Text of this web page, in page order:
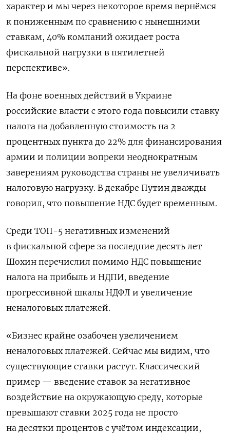
характер и мы через некоторое время вернёмся
к пониженным по сравнению с нынешними
ставкам, 40% компаний ожидает роста
фискальной нагрузки в пятилетней
перспективе».
На фоне военных действий в Украине ​
российские власти с этого года повысили ставку
налога на ​добавленную стоимость на 2
процентных пункта до 22% для финансирования ​
армии и ⁠полиции вопреки неоднократным
заверениям руководства страны не увеличивать
налоговую нагрузку. В декабре Путин дважды
говорил, что повышение НДС будет временным.
Среди ТОП-5 ‌негативных изменений
в фискальной сфере за последние десять лет
Шохин перечислил помимо ‌НДС повышение
налога на прибыль и НДПИ, введение
прогрессивной шкалы НДФЛ и увеличение
неналоговых платежей.
«Бизнес крайне озабочен увеличением
неналоговых платежей. Сейчас мы видим, что
существующие ставки растут. ​Классический
пример — введение ставок за негативное
воздействие на окружающую среду, которые
превышают ставки 2025 года не просто
на десятки процентов с учётом индексации,